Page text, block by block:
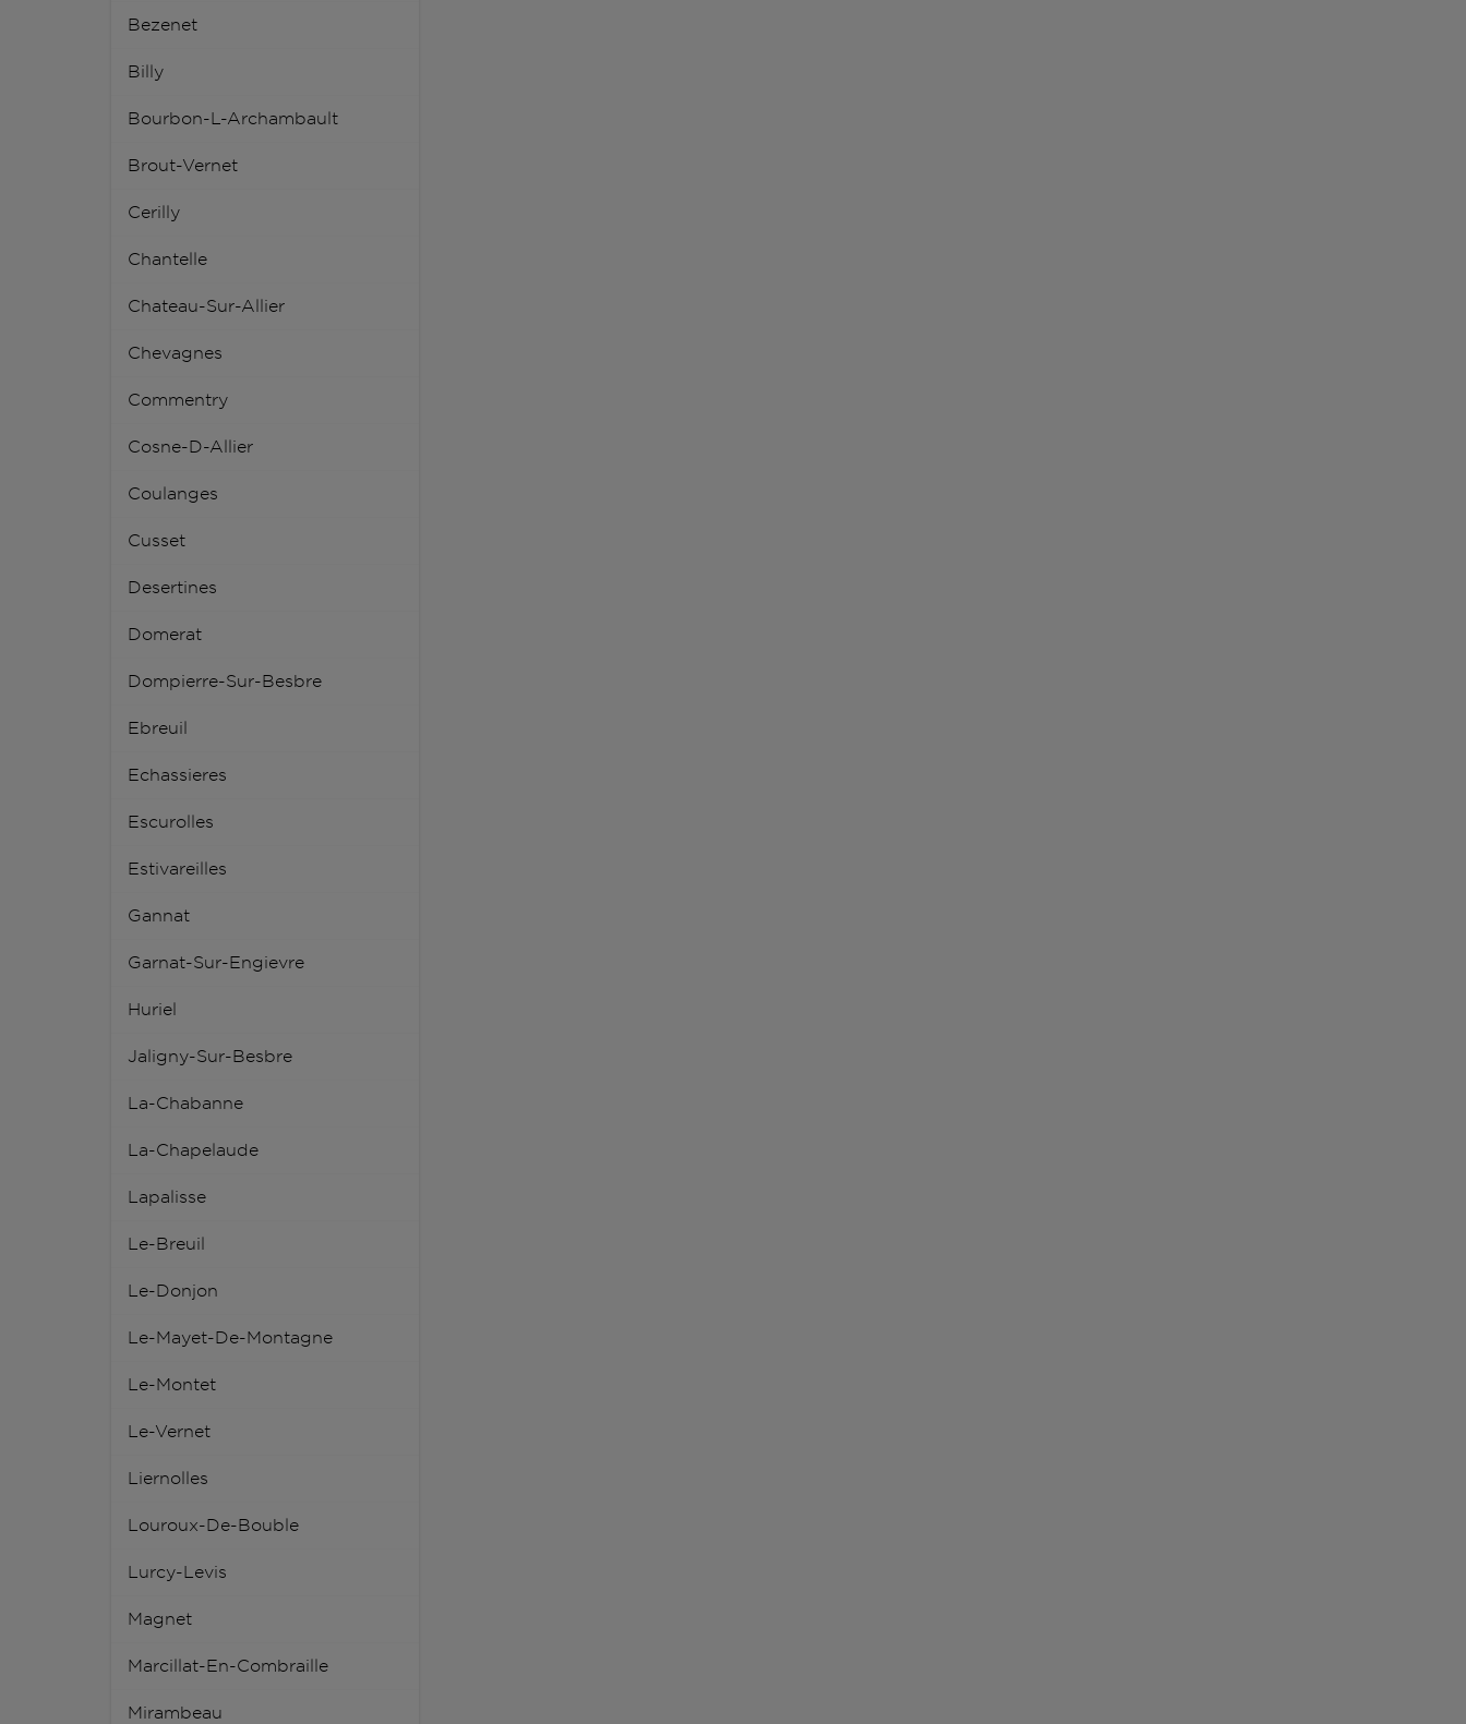
Bezenet
Billy
Bourbon-L-Archambault
Brout-Vernet
Cerilly
Chantelle
Chateau-Sur-Allier
Chevagnes
Commentry
Cosne-D-Allier
Coulanges
Cusset
Desertines
Domerat
Dompierre-Sur-Besbre
Ebreuil
Echassieres
Escurolles
Estivareilles
Gannat
Garnat-Sur-Engievre
Huriel
Jaligny-Sur-Besbre
La-Chabanne
La-Chapelaude
Lapalisse
Le-Breuil
Le-Donjon
Le-Mayet-De-Montagne
Le-Montet
Le-Vernet
Liernolles
Louroux-De-Bouble
Lurcy-Levis
Magnet
Marcillat-En-Combraille
Mirambeau